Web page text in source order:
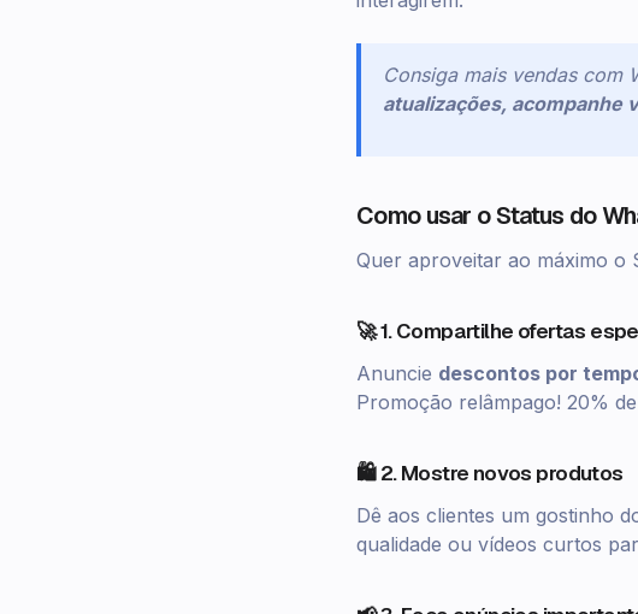
Consiga mais vendas com
atualizações, acompanhe
Como usar o Status do
Quer aproveitar ao máximo o
🚀 1. Compartilhe ofertas
Anuncie descontos por
Promoção relâmpago! 20%
🛍️ 2. Mostre novos produtos
Dê aos clientes um gostinho
qualidade ou vídeos curtos